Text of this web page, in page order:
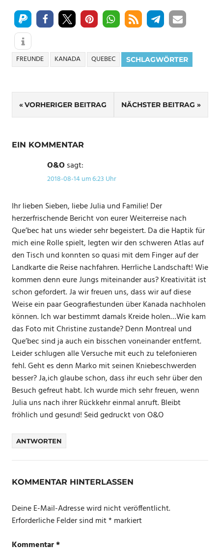
SCHLAGWÖRTER
FREUNDE KANADA QUEBEC
Beitragsnavigation
VORHERIGER BEITRAG NÄCHSTER BEITRAG
EIN KOMMENTAR
O&Osagt:
2018-08-14 um 6:23 Uhr
Ihr lieben Sieben, liebe Julia und Familie! Der
herzerfrischende Bericht von eurer Weiterreise nach
Que’bec hat uns wieder sehr begeistert. Da die Haptik für
mich eine Rolle spielt, legten wir den schweren Atlas auf
den Tisch und konnten so quasi mit dem Finger auf der
Landkarte die Reise nachfahren. Herrliche Landschaft! Wie
kommen denn eure Jungs miteinander aus? Kreativität ist
schon gefordert. Ja wir freuen uns, dass wir auf diese
Weise ein paar Geografiestunden über Kanada nachholen
können. Ich war bestimmt damals Kreide holen…Wie kam
das Foto mit Christine zustande? Denn Montreal und
Que’bec sind ja auch ein bisschen voneinander entfernt.
Leider schlugen alle Versuche mit euch zu telefonieren
fehl. Geht es denn Marko mit seinen Kniebeschwerden
besser? Ja,ich glaube schon, dass ihr euch sehr über den
Besuch gefreut habt. Ich wurde mich sehr freuen, wenn
Julia uns nach ihrer Rückkehr einmal anruft. Bleibt
fröhlich und gesund! Seid gedruckt von O&O
ANTWORTEN
KOMMENTAR HINTERLASSEN
Deine E-Mail-Adresse wird nicht veröffentlicht.
Erforderliche Felder sind mit* markiert
Kommentar*